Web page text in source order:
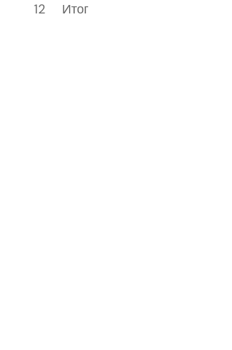
Итог